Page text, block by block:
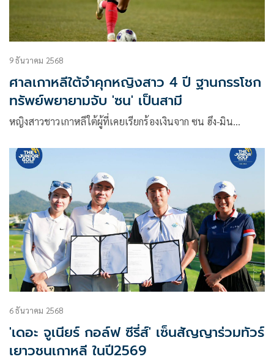
9 ธันวาคม 2568
ศาลเกาหลีใต้จำคุกหญิงสาว 4 ปี ฐานกรรโชก
ทรัพย์พยายามจับ 'ซน' เป็นสามี
หญิงสาวชาวเกาหลีใต้ผู้ที่เคยเรียกร้องเงินจาก ซน ฮึง-มิน…
6 ธันวาคม 2568
'เดอะ จูเนียร์ กอล์ฟ ซีรี่ส์' เซ็นสัญญาร่วมทัวร์
เยาวชนเกาหลี ในปี2569